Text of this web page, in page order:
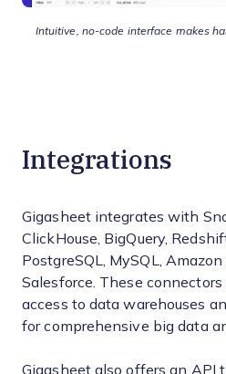
Intuitive, no-code interface makes
Integrations
Gigasheet integrates with
ClickHouse, BigQuery,
PostgreSQL, MySQL,
Salesforce. These
access to data warehouses
for comprehensive big data
Gigasheet also offers an API